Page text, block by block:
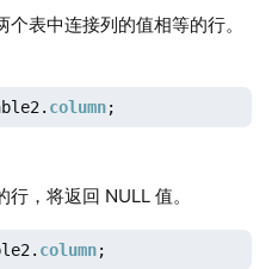
表中连接列的值相等的行。
column;
，将返回 NULL 值。
column;